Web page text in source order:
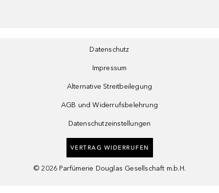
Datenschutz
Impressum
Alternative Streitbeilegung
AGB und Widerrufsbelehrung
Datenschutzeinstellungen
VERTRAG WIDERRUFEN
© 2026 Parfümerie Douglas Gesellschaft m.b.H.